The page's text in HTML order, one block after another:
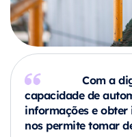
Com a
capacidade de
informações e
nos permite tomar